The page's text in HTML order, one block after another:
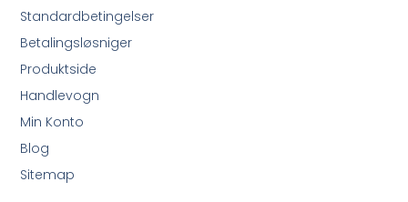
Standardbetingelser
Betalingsløsniger
Produktside
Handlevogn
Min Konto
Blog
Sitemap